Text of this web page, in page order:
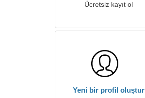
Ücretsiz kayıt ol
Yeni bir profil oluştur